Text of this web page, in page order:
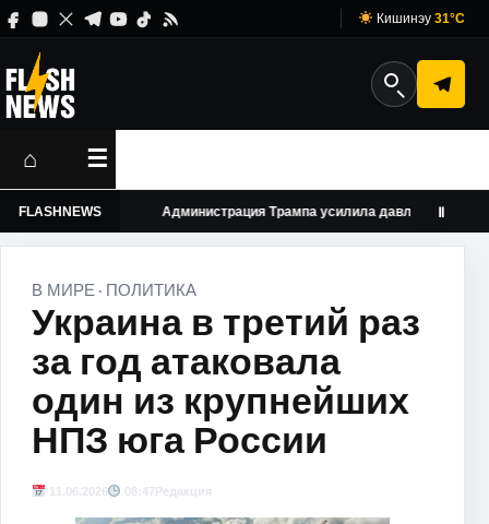
Кишинэу 31°C
⌂ ☰
FLASHNEWS
виз Администрация Трампа усилила давление на Ⅱ
В МИРЕ · ПОЛИТИКА
Украина в третий раз
за год атаковала
один из крупнейших
НПЗ юга России
11.06.2026 08:47Редакция